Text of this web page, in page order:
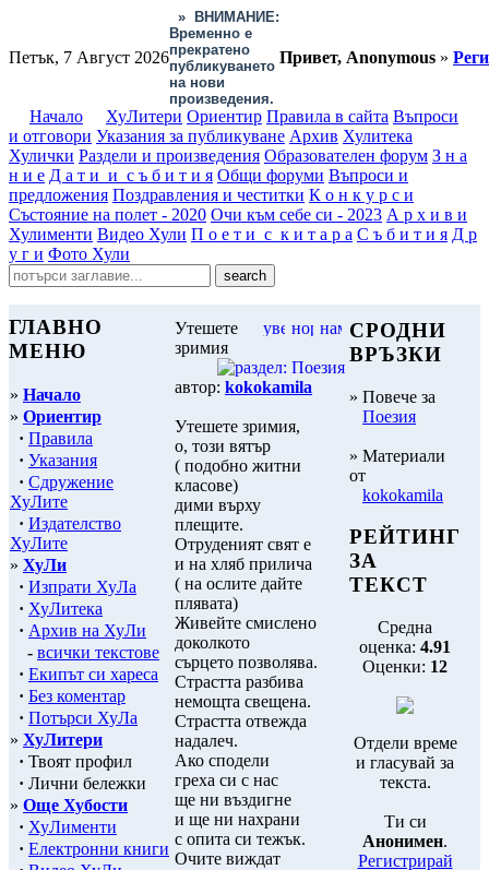
Петък, 7 Август 2026
»
ВНИМАНИЕ:
Временно е
прекратено
публикуването
на нови
произведения.
Привет, Anonymous »
Начало ХуЛитери Ориентир Правила в сайта Въпроси
и отговори Указания за публикуване Архив Хулитека
Хулички Раздели и произведения Образователен форум З н а
н и е Д а т и и с ъ б и т и я Общи форуми Въпроси и
предложения Поздравления и честитки К о н к у р с и
Състояние на полет - 2020 Очи към себе си - 2023 А р х и в и
Хулименти Видео Хули П о е т и с к и т а р а С ъ б и т и я Д р
у г и Фото Хули
ГЛАВНО
МЕНЮ
» Начало
» Ориентир
· Правила
· Указания
· Сдружение
ХуЛите
· Издателство
ХуЛите
» ХуЛи
· Изпрати ХуЛа
· ХуЛитека
· Архив на ХуЛи
- всички текстове
· Екипът си хареса
· Без коментар
· Потърси ХуЛа
» ХуЛитери
· Твоят профил
· Лични бележки
» Още Хубости
· ХуЛименти
· Електронни книги
Утешете
зримия
автор: kokokamila
Утешете зримия,
о, този вятър
( подобно житни
класове)
дими върху
плещите.
Отруденият свят е
и на хляб прилича
( на ослите дайте
плявата)
Живейте смислено
доколкото
сърцето позволява.
Страстта разбива
немощта свещена.
Страстта отвежда
надалеч.
Ако сподели
греха си с нас
ще ни въздигне
и ще ни нахрани
с опита си тежък.
Очите виждат
СРОДНИ
ВРЪЗКИ
» Повече за
Поезия
» Материали
от
kokokamila
РЕЙТИНГ
ЗА
ТЕКСТ
Средна
оценка: 4.91
Оценки: 12
Отдели време
и гласувай за
текста.
Ти си
Анонимен.
Регистрирай